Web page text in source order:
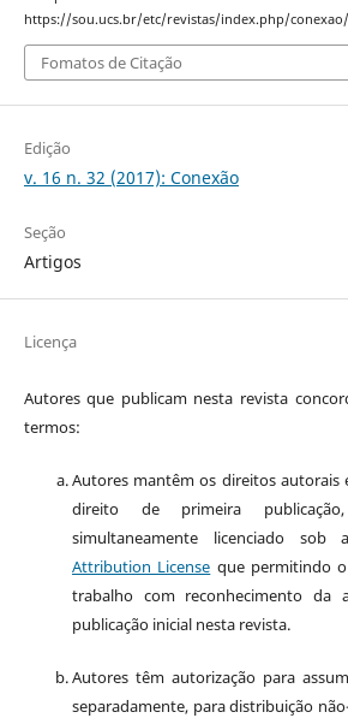
https://sou.ucs.br/etc/revistas/index.php/
Fomatos de Citação
Edição
v. 16 n. 32 (2017): Conexão
Seção
Artigos
Licença
Autores que publicam nesta revista
termos:
Autores mantêm os direitos autorais
direito de primeira
simultaneamente licenciado
Attribution License que permitindo
trabalho com reconhecimento da
publicação inicial nesta revista.
Autores têm autorização para
separadamente, para distribuição